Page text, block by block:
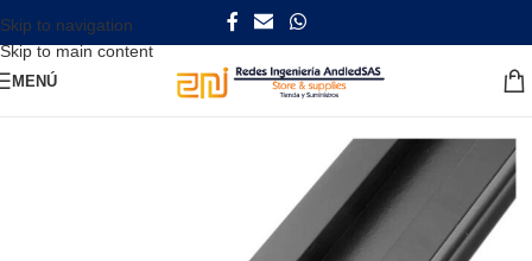
Skip to navigation
Skip to main content
MENÚ